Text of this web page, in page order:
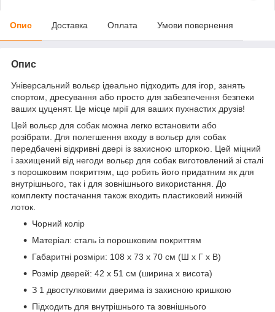
Опис Доставка Оплата Умови повернення
Опис
Універсальний вольєр ідеально підходить для ігор, занять
спортом, дресування або просто для забезпечення безпеки
ваших цуценят. Це місце мрії для ваших пухнастих друзів!
Цей вольєр для собак можна легко встановити або
розібрати. Для полегшення входу в вольєр для собак
передбачені відкривні двері із захисною шторкою. Цей міцний
і захищений від негоди вольєр для собак виготовлений зі сталі
з порошковим покриттям, що робить його придатним як для
внутрішнього, так і для зовнішнього використання. До
комплекту постачання також входить пластиковий нижній
лоток.
Чорний колір
Матеріал: сталь із порошковим покриттям
Габаритні розміри: 108 х 73 х 70 см (Ш х Г х В)
Розмір дверей: 42 х 51 см (ширина х висота)
З 1 двостулковими дверима із захисною кришкою
Підходить для внутрішнього та зовнішнього